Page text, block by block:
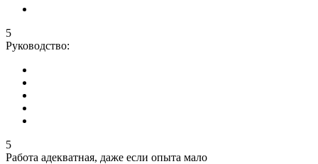
5
Руководство:
5
Работа адекватная, даже если опыта мало